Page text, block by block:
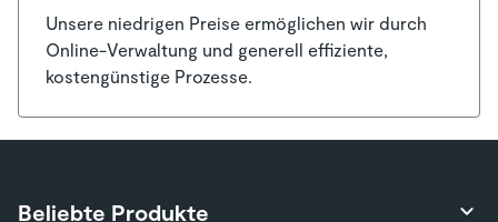
Unsere niedrigen Preise ermöglichen wir durch
Online-Verwaltung und generell effiziente,
kostengünstige Prozesse.
Beliebte Produkte